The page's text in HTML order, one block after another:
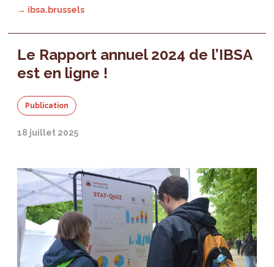
→ ibsa.brussels
Le Rapport annuel 2024 de l’IBSA
est en ligne !
Publication
18 juillet 2025